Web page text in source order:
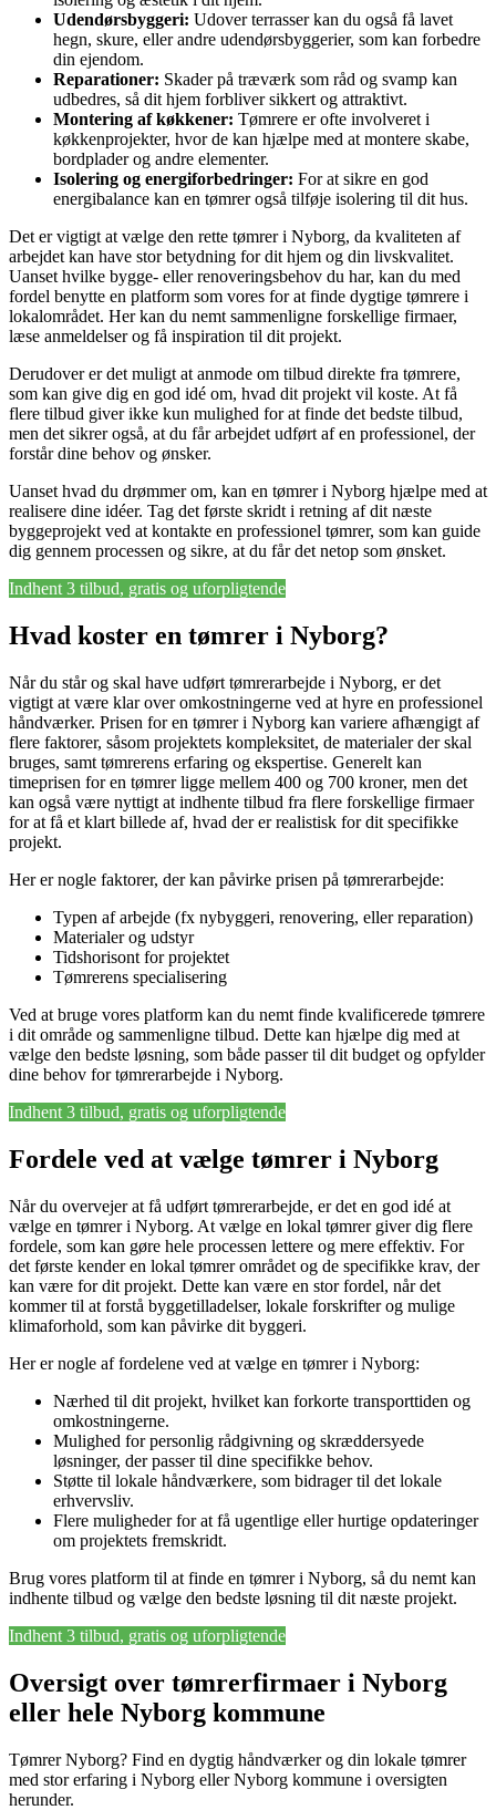
Udendørsbyggeri: Udover terrasser kan du også få lavet
hegn, skure, eller andre udendørsbyggerier, som kan forbedre
din ejendom.
Reparationer: Skader på træværk som råd og svamp kan
udbedres, så dit hjem forbliver sikkert og attraktivt.
Montering af køkkener: Tømrere er ofte involveret i
køkkenprojekter, hvor de kan hjælpe med at montere skabe,
bordplader og andre elementer.
Isolering og energiforbedringer: For at sikre en god
energibalance kan en tømrer også tilføje isolering til dit hus.
Det er vigtigt at vælge den rette tømrer i Nyborg, da kvaliteten af
arbejdet kan have stor betydning for dit hjem og din livskvalitet.
Uanset hvilke bygge- eller renoveringsbehov du har, kan du med
fordel benytte en platform som vores for at finde dygtige tømrere i
lokalområdet. Her kan du nemt sammenligne forskellige firmaer,
læse anmeldelser og få inspiration til dit projekt.
Derudover er det muligt at anmode om tilbud direkte fra tømrere,
som kan give dig en god idé om, hvad dit projekt vil koste. At få
flere tilbud giver ikke kun mulighed for at finde det bedste tilbud,
men det sikrer også, at du får arbejdet udført af en professionel, der
forstår dine behov og ønsker.
Uanset hvad du drømmer om, kan en tømrer i Nyborg hjælpe med at
realisere dine idéer. Tag det første skridt i retning af dit næste
byggeprojekt ved at kontakte en professionel tømrer, som kan guide
dig gennem processen og sikre, at du får det netop som ønsket.
Indhent 3 tilbud, gratis og uforpligtende
Hvad koster en tømrer i Nyborg?
Når du står og skal have udført tømrerarbejde i Nyborg, er det
vigtigt at være klar over omkostningerne ved at hyre en professionel
håndværker. Prisen for en tømrer i Nyborg kan variere afhængigt af
flere faktorer, såsom projektets kompleksitet, de materialer der skal
bruges, samt tømrerens erfaring og ekspertise. Generelt kan
timeprisen for en tømrer ligge mellem 400 og 700 kroner, men det
kan også være nyttigt at indhente tilbud fra flere forskellige firmaer
for at få et klart billede af, hvad der er realistisk for dit specifikke
projekt.
Her er nogle faktorer, der kan påvirke prisen på tømrerarbejde:
Typen af arbejde (fx nybyggeri, renovering, eller reparation)
Materialer og udstyr
Tidshorisont for projektet
Tømrerens specialisering
Ved at bruge vores platform kan du nemt finde kvalificerede tømrere
i dit område og sammenligne tilbud. Dette kan hjælpe dig med at
vælge den bedste løsning, som både passer til dit budget og opfylder
dine behov for tømrerarbejde i Nyborg.
Indhent 3 tilbud, gratis og uforpligtende
Fordele ved at vælge tømrer i Nyborg
Når du overvejer at få udført tømrerarbejde, er det en god idé at
vælge en tømrer i Nyborg. At vælge en lokal tømrer giver dig flere
fordele, som kan gøre hele processen lettere og mere effektiv. For
det første kender en lokal tømrer området og de specifikke krav, der
kan være for dit projekt. Dette kan være en stor fordel, når det
kommer til at forstå byggetilladelser, lokale forskrifter og mulige
klimaforhold, som kan påvirke dit byggeri.
Her er nogle af fordelene ved at vælge en tømrer i Nyborg:
Nærhed til dit projekt, hvilket kan forkorte transporttiden og
omkostningerne.
Mulighed for personlig rådgivning og skræddersyede
løsninger, der passer til dine specifikke behov.
Støtte til lokale håndværkere, som bidrager til det lokale
erhvervsliv.
Flere muligheder for at få ugentlige eller hurtige opdateringer
om projektets fremskridt.
Brug vores platform til at finde en tømrer i Nyborg, så du nemt kan
indhente tilbud og vælge den bedste løsning til dit næste projekt.
Indhent 3 tilbud, gratis og uforpligtende
Oversigt over tømrerfirmaer i Nyborg
eller hele Nyborg kommune
Tømrer Nyborg? Find en dygtig håndværker og din lokale tømrer
med stor erfaring i Nyborg eller Nyborg kommune i oversigten
herunder.